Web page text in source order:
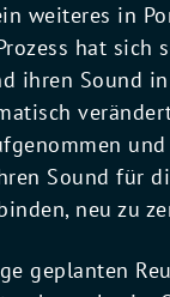
weiteres in
hat sich
ihren Sound
Sound für
neu zu
geplanten